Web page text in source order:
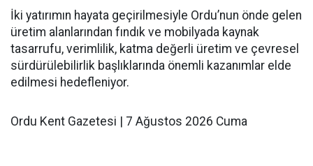
İki yatırımın hayata geçirilmesiyle Ordu’nun önde gelen
üretim alanlarından fındık ve mobilyada kaynak
tasarrufu, verimlilik, katma değerli üretim ve çevresel
sürdürülebilirlik başlıklarında önemli kazanımlar elde
edilmesi hedefleniyor.
Ordu Kent Gazetesi | 7 Ağustos 2026 Cuma